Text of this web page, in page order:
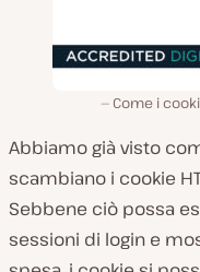
Come i
Abbiamo già visto
scambiano i cookie
Sebbene ciò possa
sessioni di login e